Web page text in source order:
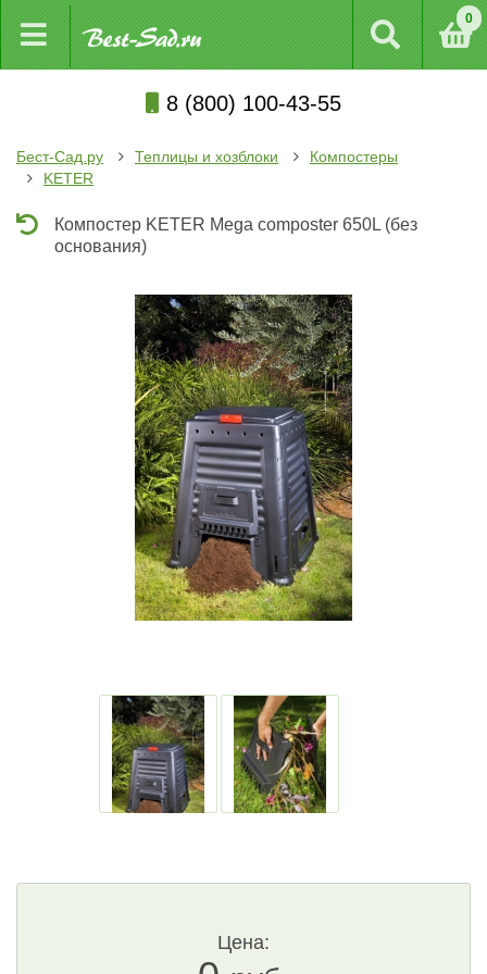
0
8 (800) 100-43-55
Бест-Сад.ру Теплицы и хозблоки
Компостеры
KETER
Компостер KETER Mega composter 650L (без
основания)
Цена: